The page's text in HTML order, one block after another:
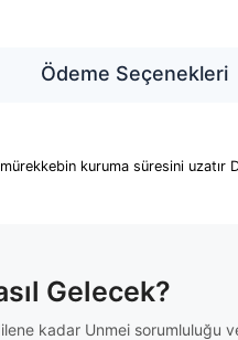
Ödeme Seçenekleri
kuruma süresini uzatır
Gelecek?
kadar Unmei sorumluluğu